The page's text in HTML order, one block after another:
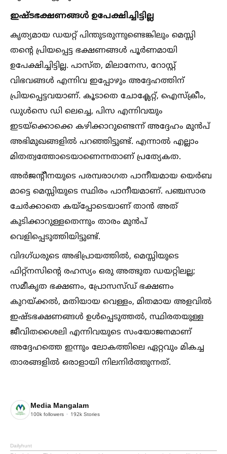
ഇഷ്ടഭക്ഷണങ്ങള്‍ ഉപേക്ഷിച്ചിട്ടില്ല
കൃത്യമായ ഡയറ്റ് പിന്തുടരുന്നുണ്ടെങ്കിലും മെസ്സി
തന്റെ പ്രിയപ്പെട്ട ഭക്ഷണങ്ങള്‍ പൂർണമായി
ഉപേക്ഷിച്ചിട്ടില്ല. പാസ്ത, മിലാനേസ, റോസ്റ്റ്
വിഭവങ്ങള്‍ എന്നിവ ഇപ്പോഴും അദ്ദേഹത്തിന്
പ്രിയപ്പെട്ടവയാണ്. കൂടാതെ ചോക്ലേറ്റ്, ഐസ്ക്രീം,
ഡുള്‍സെ ഡി ലെച്ചെ, പിസ എന്നിവയും
ഇടയ്ക്കൊക്കെ കഴിക്കാറുണ്ടെന്ന് അദ്ദേഹം മുൻപ്
അഭിമുഖങ്ങളില്‍ പറഞ്ഞിട്ടുണ്ട്. എന്നാല്‍ എല്ലാം
മിതത്വത്തോടെയാണെന്നതാണ് പ്രത്യേകത.
അർജന്റീനയുടെ പരമ്പരാഗത പാനീയമായ യെർബ
മാട്ടെ മെസ്സിയുടെ സ്ഥിരം പാനീയമാണ്. പഞ്ചസാര
ചേർക്കാതെ കയ്പ്പോടെയാണ് താൻ അത്
കുടിക്കാറുള്ളതെന്നും താരം മുൻപ്
വെളിപ്പെടുത്തിയിട്ടുണ്ട്.
വിദഗ്ധരുടെ അഭിപ്രായത്തില്‍, മെസ്സിയുടെ
ഫിറ്റ്നസിന്റെ രഹസ്യം ഒരു അത്ഭുത ഡയറ്റിലല്ല;
സമീകൃത ഭക്ഷണം, പ്രോസസ്ഡ് ഭക്ഷണം
കുറയ്ക്കല്‍, മതിയായ വെള്ളം, മിതമായ അളവില്‍
ഇഷ്ടഭക്ഷണങ്ങള്‍ ഉള്‍പ്പെടുത്തല്‍, സ്ഥിരതയുള്ള
ജീവിതശൈലി എന്നിവയുടെ സംയോജനമാണ്
അദ്ദേഹത്തെ ഇന്നും ലോകത്തിലെ ഏറ്റവും മികച്ച
താരങ്ങളില്‍ ഒരാളായി നിലനിർത്തുന്നത്.
Media Mangalam
100k followers 192k Stories
Dailyhunt